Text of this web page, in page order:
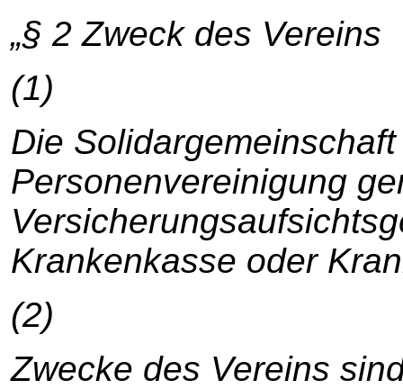
„§ 2 Zweck des Vereins
(1)
Die
Personenvereinigung
Krankenkasse oder
(2)
Zwecke des Vereins